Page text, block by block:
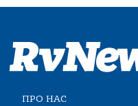
ПРО НАС